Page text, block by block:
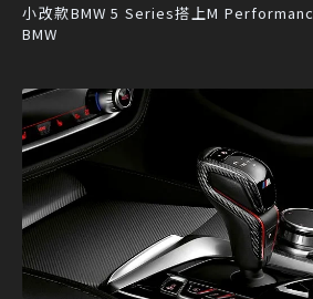
小改款BMW 5 Series搭上M
BMW